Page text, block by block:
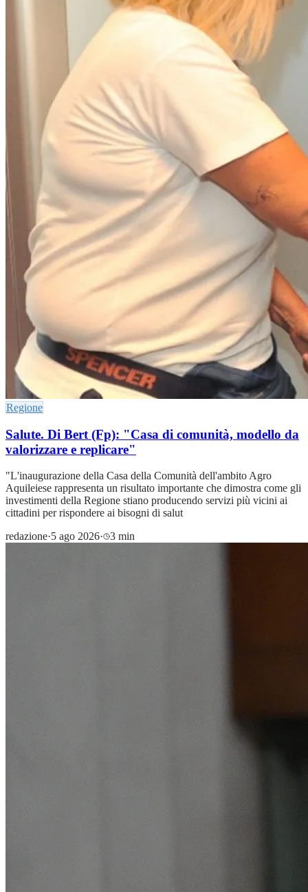
Regione
Salute. Di Bert (Fp): "Casa di comunità, modello da
valorizzare e replicare"
"L'inaugurazione della Casa della Comunità dell'ambito Agro
Aquileiese rappresenta un risultato importante che dimostra come gli
investimenti della Regione stiano producendo servizi più vicini ai
cittadini per rispondere ai bisogni di salut
redazione·5 ago 2026· 3 min